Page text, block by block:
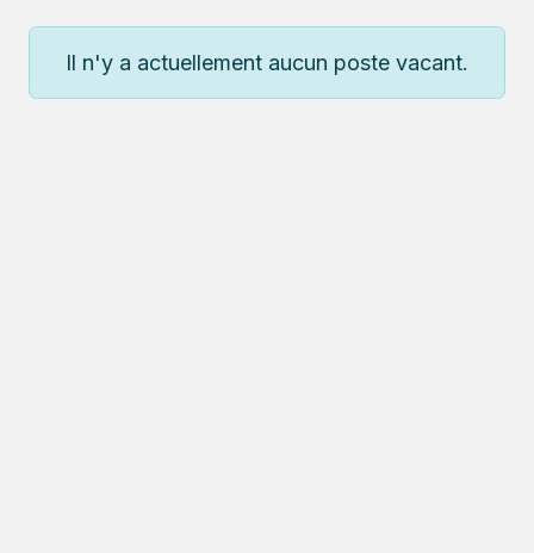
Il n'y a actuellement aucun poste vacant.